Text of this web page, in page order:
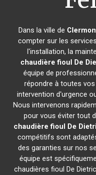
Dans la ville de
compter sur les
l'installation, la
chaudière fioul De
équipe de
répondre à toutes
intervention d'urgence
Nous intervenons
pour vous éviter tout
chaudière fioul De
compétitifs sont
des garanties sur nos
équipe est
chaudières fioul De